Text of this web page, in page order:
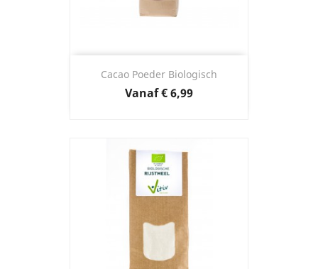
Cacao Poeder Biologisch
VanafPrijs
€ 6,99